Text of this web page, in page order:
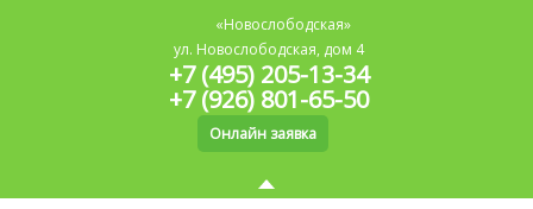
«Новослободская»
ул. Новослободская, дом 4
+7 (495) 205-13-34
+7 (926) 801-65-50
Онлайн заявка